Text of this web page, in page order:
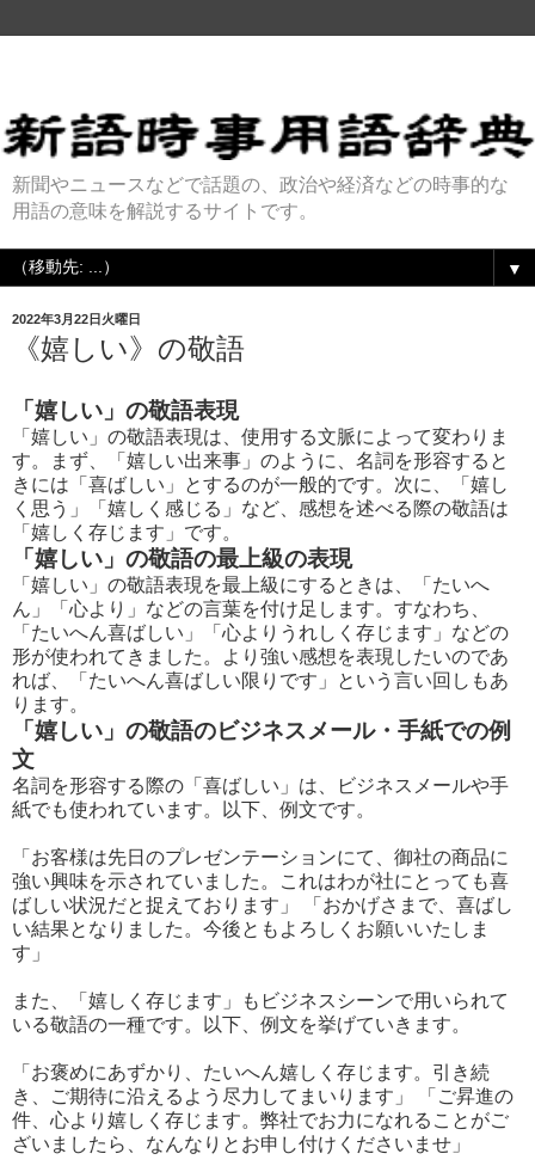
新聞やニュースなどで話題の、政治や経済などの時事的な
用語の意味を解説するサイトです。
▼
2022年3月22日火曜日
《嬉しい》の敬語
「嬉しい」の敬語表現
「嬉しい」の敬語表現は、使用する文脈によって変わりま
す。まず、「嬉しい出来事」のように、名詞を形容すると
きには「喜ばしい」とするのが一般的です。次に、「嬉し
く思う」「嬉しく感じる」など、感想を述べる際の敬語は
「嬉しく存じます」です。
「嬉しい」の敬語の最上級の表現
「嬉しい」の敬語表現を最上級にするときは、「たいへ
ん」「心より」などの言葉を付け足します。すなわち、
「たいへん喜ばしい」「心よりうれしく存じます」などの
形が使われてきました。より強い感想を表現したいのであ
れば、「たいへん喜ばしい限りです」という言い回しもあ
ります。
「嬉しい」の敬語のビジネスメール・手紙での例
文
名詞を形容する際の「喜ばしい」は、ビジネスメールや手
紙でも使われています。以下、例文です。
「お客様は先日のプレゼンテーションにて、御社の商品に
強い興味を示されていました。これはわが社にとっても喜
ばしい状況だと捉えております」 「おかげさまで、喜ばし
い結果となりました。今後ともよろしくお願いいたしま
す」
また、「嬉しく存じます」もビジネスシーンで用いられて
いる敬語の一種です。以下、例文を挙げていきます。
「お褒めにあずかり、たいへん嬉しく存じます。引き続
き、ご期待に沿えるよう尽力してまいります」 「ご昇進の
件、心より嬉しく存じます。弊社でお力になれることがご
ざいましたら、なんなりとお申し付けくださいませ」